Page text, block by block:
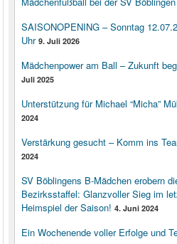
SAISONOPENING – Sonntag
Uhr 9. Juli 2026
Mädchenpower am Ball – Zukunft
Juli 2025
Unterstützung für Michael “Micha”
2024
Verstärkung gesucht – Komm ins
2024
SV Böblingens B-Mädchen erobern
Bezirksstaffel: Glanzvoller Sieg im
Heimspiel der Saison! 4. Juni 2024
Ein Wochenende voller Erfolge und